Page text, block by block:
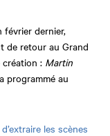
février dernier,
de retour au Grand
: Martin
programmé au
les scènes